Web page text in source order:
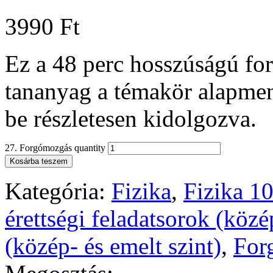
3990 Ft
Ez a 48 perc hosszúságú
tananyag a témakör
be részletesen kidolgozva.
27. Forgómozgás quantity
Kosárba teszem
Kategória: Fizika, Fizika
érettségi feladatsorok
(közép- és emelt szint),